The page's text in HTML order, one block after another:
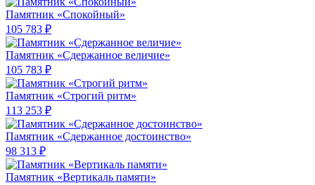
Памятник «Спокойный»
105 783 ₽
Памятник «Сдержанное величие»
105 783 ₽
Памятник «Строгий ритм»
113 253 ₽
Памятник «Сдержанное достоинство»
98 313 ₽
Памятник «Вертикаль памяти»